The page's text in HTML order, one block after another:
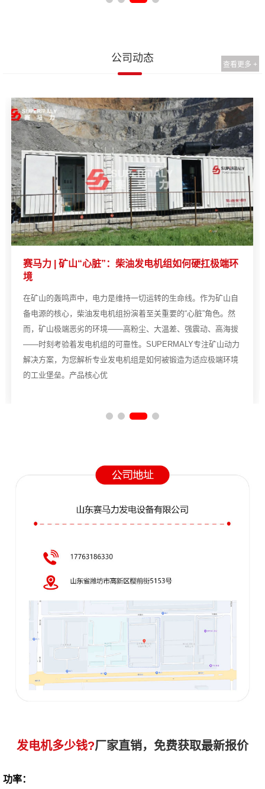
公司动态
查看更多 +
赛马力 | 矿山“心脏”：柴油发电机组如何硬扛极端环
境
在矿山的轰鸣声中，电力是维持一切运转的生命线。作为矿山自
备电源的核心，柴油发电机组扮演着至关重要的“心脏”角色。然
而，矿山极端恶劣的环境——高粉尘、大温差、强震动、高海拔
——时刻考验着发电机组的可靠性。SUPERMALY专注矿山动力
解决方案，为您解析专业发电机组是如何被锻造为适应极端环境
的工业堡垒。产品核心优
发电机多少钱?厂家直销，免费获取最新报价
功率：